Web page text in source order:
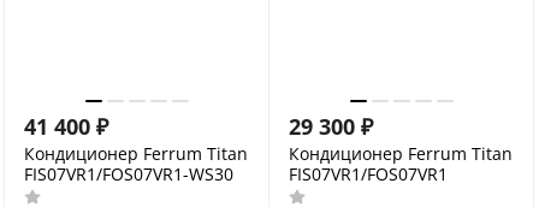
41 400 ₽
Кондиционер Ferrum Titan
FIS07VR1/FOS07VR1-WS30
29 300 ₽
Кондиционер Ferrum Titan
FIS07VR1/FOS07VR1